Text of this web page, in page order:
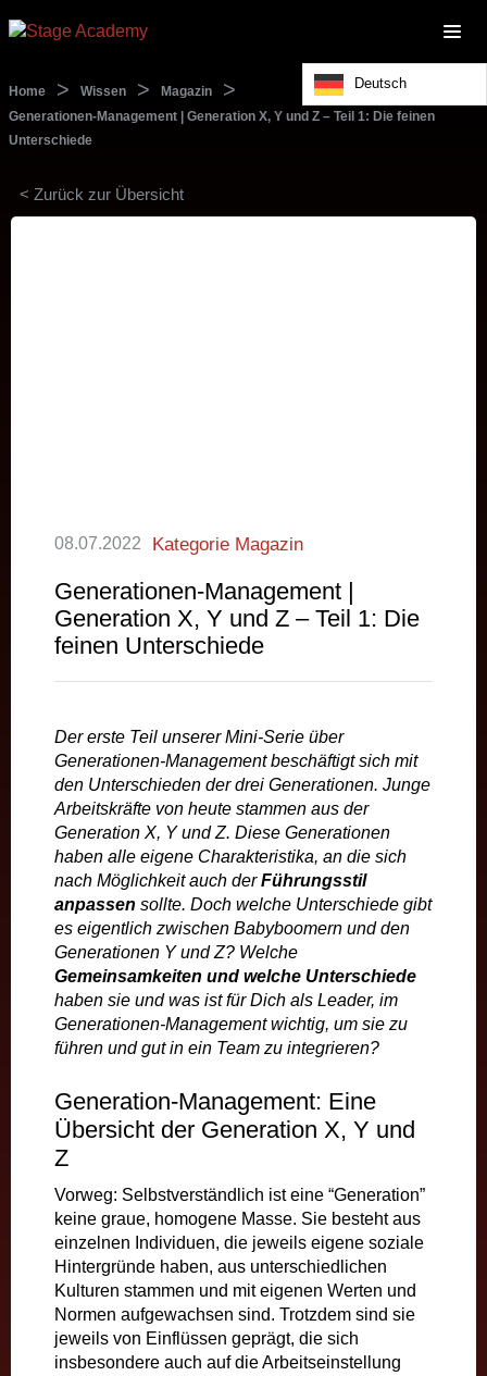
Home > Wissen > Magazin >
Generationen-Management | Generation X, Y und Z – Teil 1: Die feinen
Unterschiede
< Zurück zur Übersicht
08.07.2022 Kategorie Magazin
Generationen-Management |
Generation X, Y und Z – Teil 1: Die
feinen Unterschiede
Der erste Teil unserer Mini-Serie über
Generationen-Management beschäftigt sich mit
den Unterschieden der drei Generationen. Junge
Arbeitskräfte von heute stammen aus der
Generation X, Y und Z. Diese Generationen
haben alle eigene Charakteristika, an die sich
nach Möglichkeit auch derFührungsstil
anpassen sollte. Doch welche Unterschiede gibt
es eigentlich zwischen Babyboomern und den
Generationen Y und Z? Welche
Gemeinsamkeiten und welche Unterschiede
haben sie und was ist für Dich als Leader, im
Generationen-Management wichtig, um sie zu
führen und gut in ein Team zu integrieren?
Generation-Management: Eine
Übersicht der Generation X, Y und
Z
Vorweg: Selbstverständlich ist eine “Generation”
keine graue, homogene Masse. Sie besteht aus
einzelnen Individuen, die jeweils eigene soziale
Hintergründe haben, aus unterschiedlichen
Kulturen stammen und mit eigenen Werten und
Normen aufgewachsen sind. Trotzdem sind sie
jeweils von Einflüssen geprägt, die sich
insbesondere auch auf die Arbeitseinstellung
Deutsch